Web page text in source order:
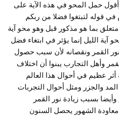
حمل المحو في هذه الآية على
في قوله لتبتغوا فضلا من ربكم
بما هو مذكور قبل وهو محو آية
آية الليل إنما يؤثر في ابتغاء فضل
نور القمر ونقصانه لأن سبب حصول
وأهل التجارب يبنوا أن اختلاف
أثر عظيم في أحوال هذا العالم
والجزر ومثل أحوال التجربات
بسبب زيادة نور القمر
الشهور يحصل السنون